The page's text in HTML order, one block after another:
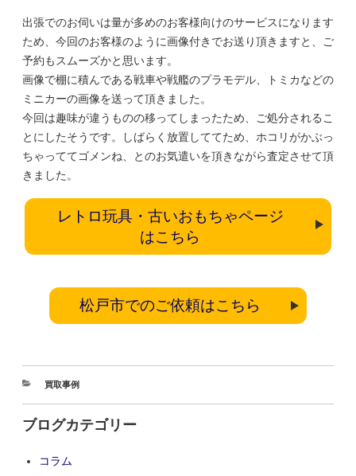
出張でのお伺いは量が多めのお客様向けのサービスになります
ため、今回のお客様のように画像付きでお送り頂きますと、ご
予約もスムーズかと思います。
画像で棚に積んである戦車や戦艦のプラモデル、トミカなどの
ミニカーの画像を送って頂きました。
今回は趣味が違うものの移ってしまったため、ご処分されるこ
とにしたそうです。しばらく放置しててため、ホコリがかぶっ
ちゃっててゴメンね、とのお気遣いを頂きながら査定させて頂
きました。
レトロ玩具・古いおもちゃページ
はこちら
松戸市でのご依頼はこちら
買取事例
ブログカテゴリー
コラム